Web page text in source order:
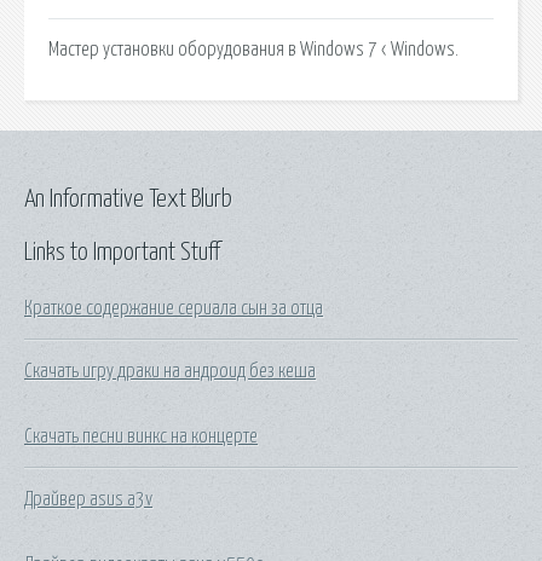
Мастер установки оборудования в Windows 7 ‹ Windows.
Links to Important Stuff
Краткое содержание сериала сын за отца
Скачать игру драки на андроид без кеша
Скачать песни винкс на концерте
Драйвер asus a3v
An Informative Text Blurb